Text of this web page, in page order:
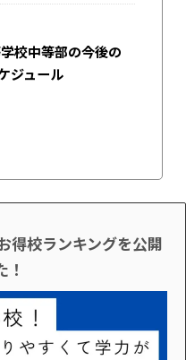
校中等部の今後の
ジュール
得校ランキングを公開
！